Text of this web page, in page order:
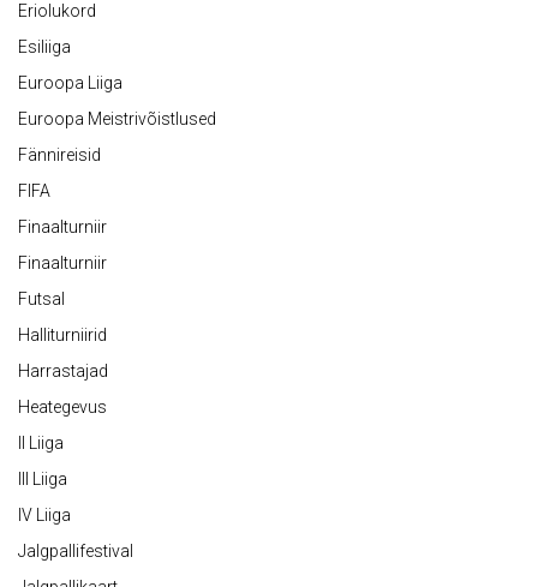
Eriolukord
Esiliiga
Euroopa Liiga
Euroopa Meistrivõistlused
Fännireisid
FIFA
Finaalturniir
Finaalturniir
Futsal
Halliturniirid
Harrastajad
Heategevus
II Liiga
III Liiga
IV Liiga
Jalgpallifestival